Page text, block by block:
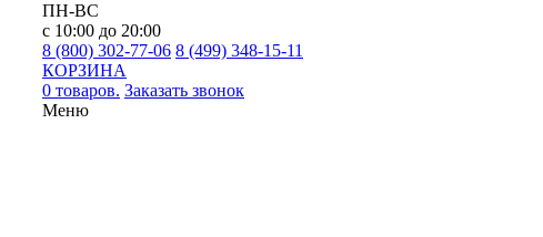
ПН-ВС
с 10:00 до 20:00
8 (800) 302-77-06 8 (499) 348-15-11
КОРЗИНА
0 товаров. Заказать звонок
Меню